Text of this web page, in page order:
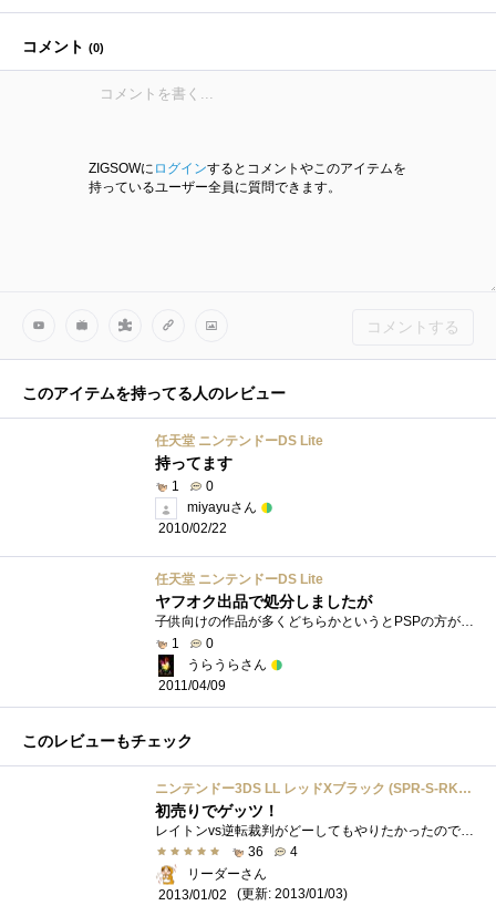
コメント (0)
ZIGSOWに ログインするとコメントやこのアイテムを
持っているユーザー全員に質問できます。
コメントする
このアイテムを持ってる人のレビュー
任天堂 ニンテンドーDS Lite
持ってます
1
0
miyayuさん
2010/02/22
任天堂 ニンテンドーDS Lite
ヤフオク出品で処分しましたが
子供向けの作品が多くどちらかというとPSPの方が好きでした。もっとも、３DSを発売日に買いましたが・・・・
1
0
うらうらさん
2011/04/09
このレビューもチェック
ニンテンドー3DS LL レッドXブラック (SPR-S-RKAA)
初売りでゲッツ！
36
4
リーダーさん
2013/01/02
(更新: 2013/01/03)